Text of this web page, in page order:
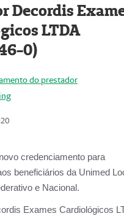
Decordis
LTDA
0)
do prestador
credenciamento para
beneficiários da Unimed
e Nacional.
Exames Cardiológicos